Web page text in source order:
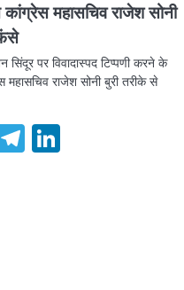
महासचिव राजेश सोनी
सिंदूर पर विवादास्पद टिप्पणी करने के
महासचिव राजेश सोनी बुरी तरीके से
WhatsApp
Telegram